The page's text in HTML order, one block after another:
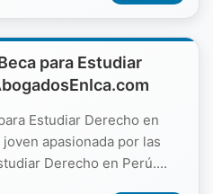
para Estudiar
Estudiar Derecho en
apasionada por las
Derecho en Perú....